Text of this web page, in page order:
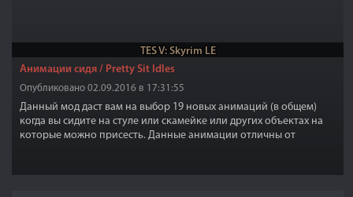
TES V: Skyrim LE
Анимации сидя / Pretty Sit Idles
Опубликовано 02.09.2016 в 17:31:55
Данный мод даст вам на выбор 19 новых анимаций (в общем)
когда вы сидите на стуле или скамейке или других объектах на
которые можно присесть. Данные анимации отличны от